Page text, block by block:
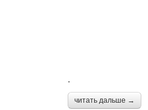
.
читать дальше →